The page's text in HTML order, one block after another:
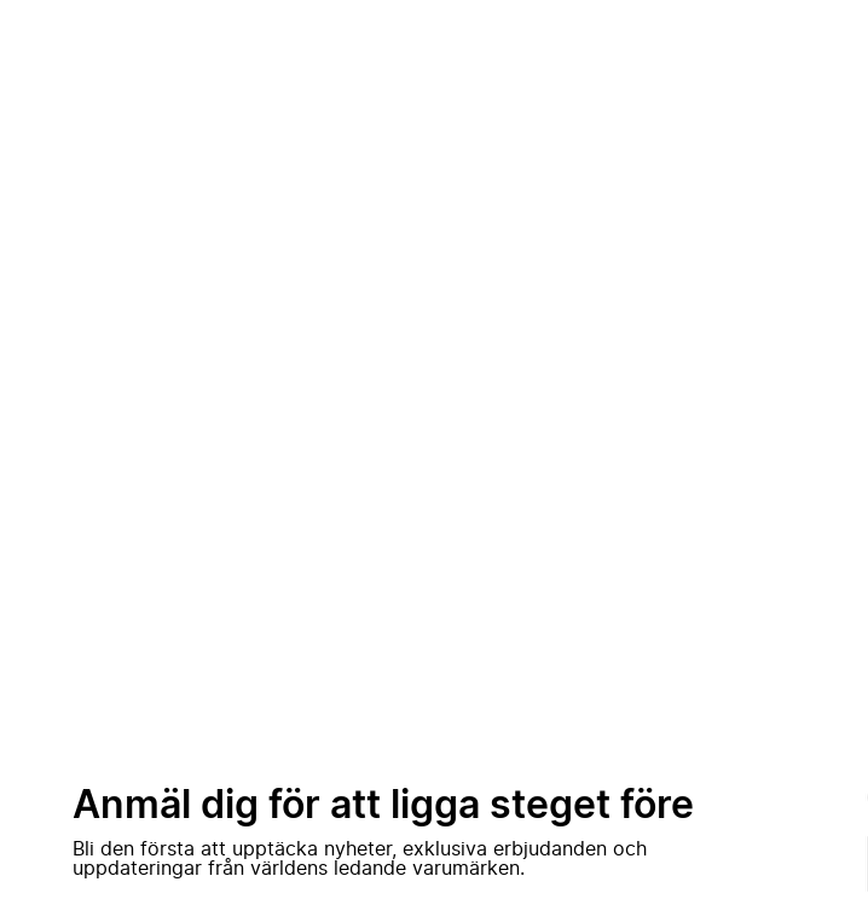
Anmäl dig för att ligga steget före
Bli den första att upptäcka nyheter, exklusiva erbjudanden och
uppdateringar från världens ledande varumärken.